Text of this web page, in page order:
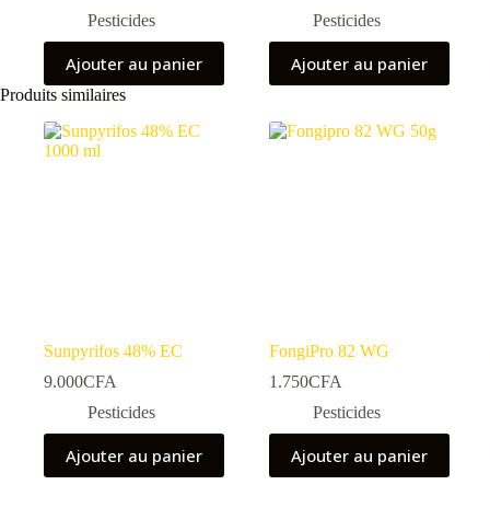
Pesticides
Ajouter au panier
Pesticides
Ajouter au panier
Produits similaires
Sunpyrifos 48% EC
9.000CFA
Pesticides
Ajouter au panier
FongiPro 82 WG
1.750CFA
Pesticides
Ajouter au panier